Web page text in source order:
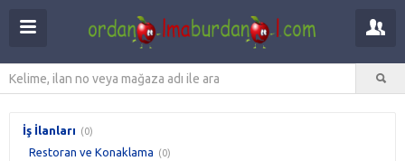
İş İlanları (0)
Restoran ve Konaklama (0)